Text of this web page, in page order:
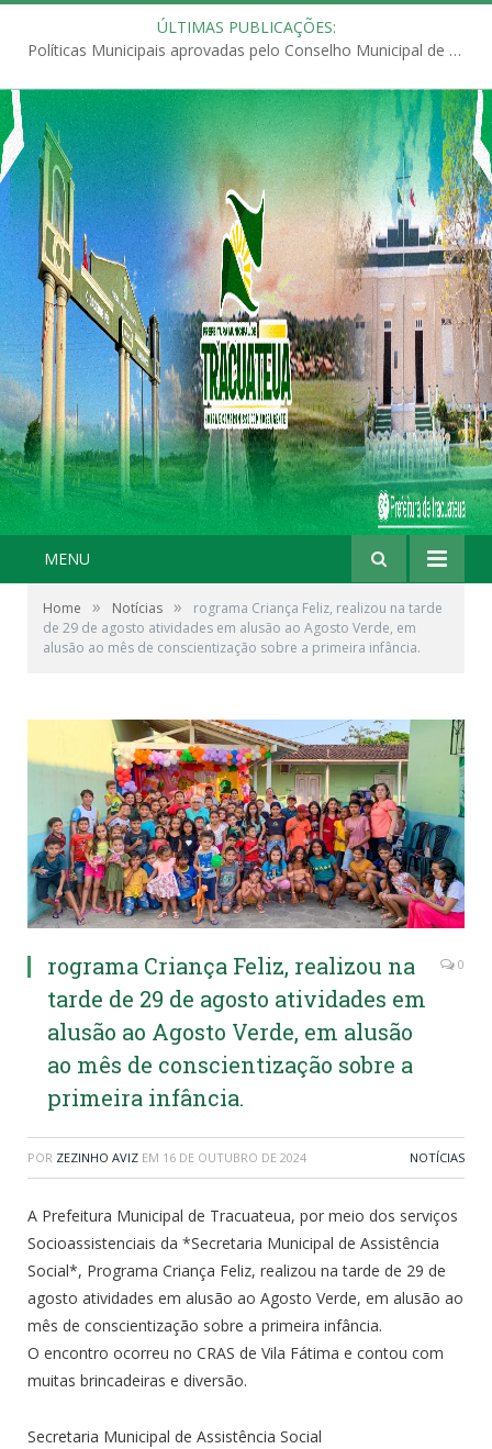
ÚLTIMAS PUBLICAÇÕES:
Políticas Municipais aprovadas pelo Conselho Municipal de Educação (CME)
MENU
Home » Notícias »
rograma Criança Feliz, realizou na tarde
de 29 de agosto atividades em alusão ao Agosto Verde, em
alusão ao mês de conscientização sobre a primeira infância.
rograma Criança Feliz, realizou na
tarde de 29 de agosto atividades em
alusão ao Agosto Verde, em alusão
ao mês de conscientização sobre a
primeira infância.
0
POR ZEZINHO AVIZ EM 16 DE OUTUBRO DE 2024 NOTÍCIAS
A Prefeitura Municipal de Tracuateua, por meio dos serviços
Socioassistenciais da *Secretaria Municipal de Assistência
Social*, Programa Criança Feliz, realizou na tarde de 29 de
agosto atividades em alusão ao Agosto Verde, em alusão ao
mês de conscientização sobre a primeira infância.
O encontro ocorreu no CRAS de Vila Fátima e contou com
muitas brincadeiras e diversão.
Secretaria Municipal de Assistência Social